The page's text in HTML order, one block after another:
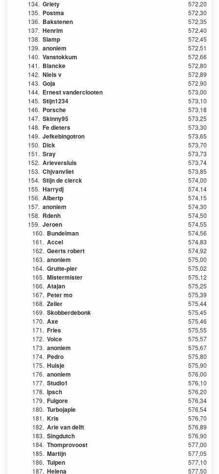
134. Griety
572,20
135. Postma
572,30
136. Bakstenen
572,35
137. Henrim
572,40
138. Slamp
572,45
139. anoniem
572,51
140. Vanstokkum
572,66
141. Blancke
572,80
142. Niels v
572,89
143. Goja
572,90
144. Ernest vanderclooten
573,00
145. Stijn1234
573,10
146. Porsche
573,18
147. Skinny95
573,25
148. Fe dieters
573,30
149. Jefkebingotron
573,65
150. Dick
573,70
151. Sray
573,73
152. Arieversluis
573,74
153. Chjvanvliet
573,85
154. Stijn de clerck
574,00
155. Harrydj
574,14
156. Albertp
574,15
157. anoniem
574,30
158. Rdenh
574,50
159. Jeroen
574,55
160. Bundelman
574,56
161. Accel
574,83
162. Geerts robert
574,92
163. anoniem
575,00
164. Grutte-pier
575,02
165. Mistermister
575,12
166. Atajan
575,25
167. Peter mo
575,39
168. Zeiler
575,44
169. Skobberdebonk
575,45
170. Axe
575,46
171. Fries
575,55
172. Voice
575,57
173. anoniem
575,67
174. Pedro
575,80
175. Huisje
575,90
176. anoniem
576,00
177. Studio1
576,10
178. Ipsch
576,20
179. Fulgore
576,34
180. Turbojapie
576,54
181. Kris
576,70
182. Arie van delft
576,89
183. Singdutch
576,90
184. Thomprovoost
577,00
185. Martijn
577,05
186. Tulpen
577,10
187. Helena
577,50